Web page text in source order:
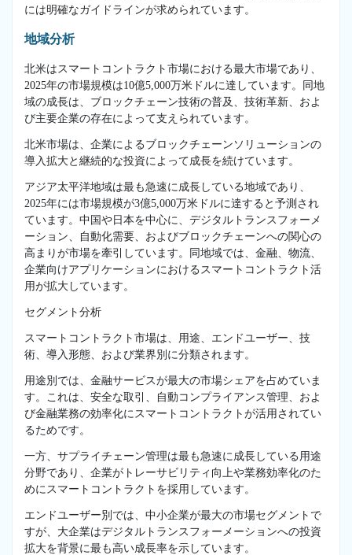
には明確なガイドラインが求められています。
地域分析
北米はスマートコントラクト市場における最大市場であり、
2025年の市場規模は10億5,000万米ドルに達しています。同地
域の成長は、ブロックチェーン技術の普及、技術革新、およ
び主要企業の存在によって支えられています。
北米市場は、企業によるブロックチェーンソリューションの
導入拡大と継続的な投資によって成長を続けています。
アジア太平洋地域は最も急速に成長している地域であり、
2025年には市場規模が3億5,000万米ドルに達すると予測され
ています。中国や日本を中心に、デジタルトランスフォーメ
ーション、自動化需要、およびブロックチェーンへの関心の
高まりが市場を牽引しています。同地域では、金融、物流、
企業向けアプリケーションにおけるスマートコントラクト活
用が拡大しています。
セグメント分析
スマートコントラクト市場は、用途、エンドユーザー、技
術、導入形態、および業界別に分類されます。
用途別では、金融サービスが最大の市場シェアを占めていま
す。これは、安全な取引、自動コンプライアンス管理、およ
び金融業務の効率化にスマートコントラクトが活用されてい
るためです。
一方、サプライチェーン管理は最も急速に成長している用途
分野であり、企業がトレーサビリティ向上や業務効率化のた
めにスマートコントラクトを採用しています。
エンドユーザー別では、中小企業が最大の市場セグメントで
すが、大企業はデジタルトランスフォーメーションへの投資
拡大を背景に最も高い成長率を示しています。